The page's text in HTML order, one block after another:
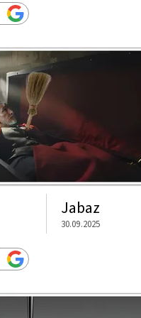
Jabaz
30.09.2025